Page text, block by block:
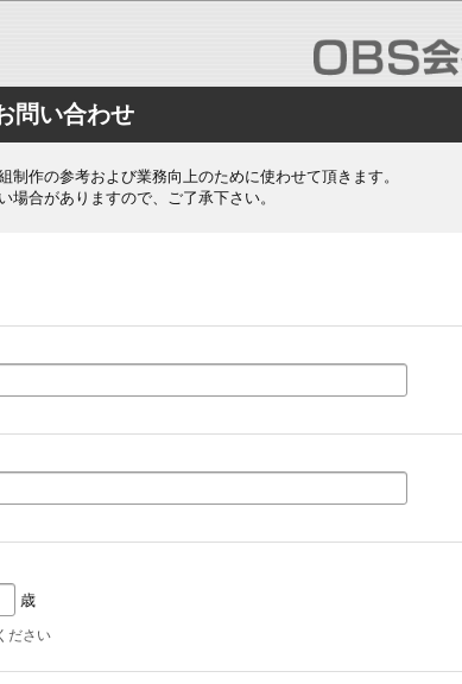
問い合わせ
作の参考および業務向上のために使わせて頂きます。
合がありますので、ご了承下さい。
歳
ださい